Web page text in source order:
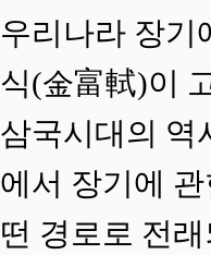
우리나라 장기
식(金富軾)이
삼국시대의 역
에서 장기에
떤 경로로 전